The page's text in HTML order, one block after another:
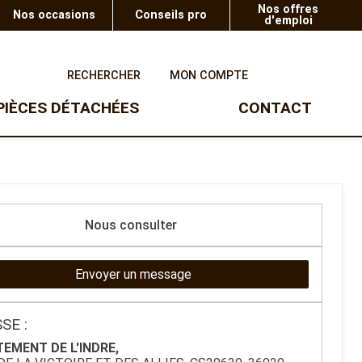
Nos occasions Conseils pro
Nos offres
d'emploi
Taille-haie éléctrique
OUTILS TROIS POINTS
DÉTACHÉES CONTACT
RECHERCHER MON COMPTE
Nous consulter
Envoyer un message
:
DE L'INDRE,